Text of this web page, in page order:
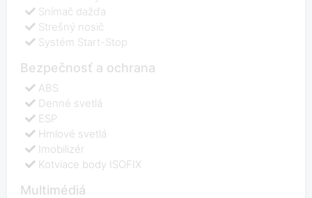
Snímač dažďa
Strešný nosič
Systém Start-Stop
Bezpečnosť a ochrana
ABS
Denné svetlá
ESP
Hmlové svetlá
Imobilizér
Kotviace body ISOFIX
Multimédiá